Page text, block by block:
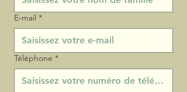
E‑mail *
Téléphone *